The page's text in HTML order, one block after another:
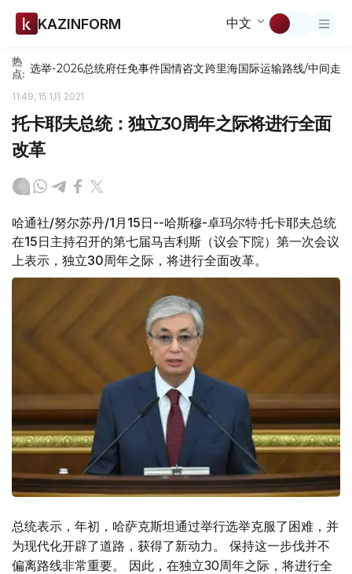
KAZINFORM 中文
热
点: 选举-2026总统府任免事件国情咨文跨里海国际运输路线/中间走廊
11:49, 15 1月 2021
托卡耶夫总统：独立30周年之际将进行全面
改革
哈通社/努尔苏丹/1月15日--哈斯穆-卓玛尔特·托卡耶夫总统
在15日主持召开的第七届马吉利斯（议会下院）第一次会议
上表示，独立30周年之际，将进行全面改革。
总统表示，年初，哈萨克斯坦通过举行选举克服了困难，并
为现代化开辟了道路，获得了新动力。 保持这一步伐并不
偏离路线非常重要。 因此，在独立30周年之际，将进行全